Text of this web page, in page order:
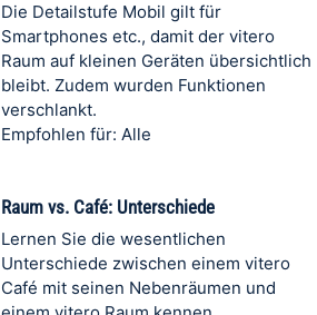
Die Detailstufe Mobil gilt für
Smartphones etc., damit der vitero
Raum auf kleinen Geräten übersichtlich
bleibt. Zudem wurden Funktionen
verschlankt.
Empfohlen für: Alle
Raum vs. Café: Unterschiede
Lernen Sie die wesentlichen
Unterschiede zwischen einem vitero
Café mit seinen Nebenräumen und